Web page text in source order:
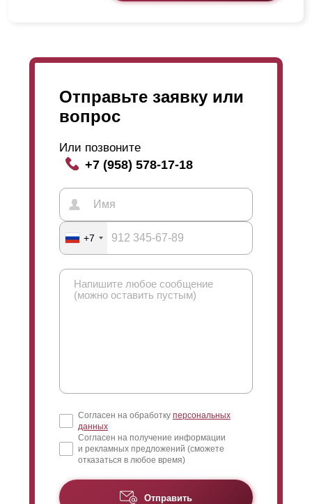
Отправьте заявку или
вопрос
Или позвоните
+7 (958) 578-17-18
+7
Согласен на обработку персональных
данных
Согласен на получение информации
и рекламных предложений (сможете
отказаться в любое время)
Отправить